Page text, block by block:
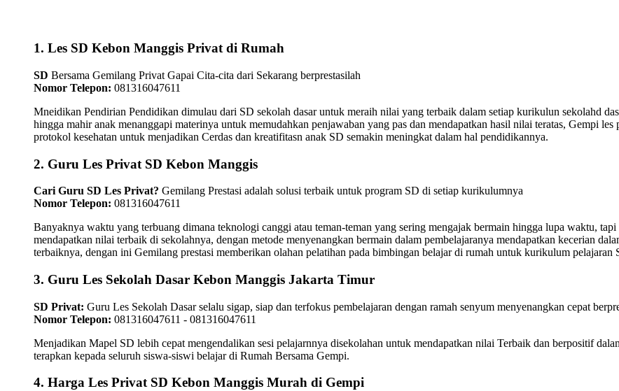
1. Les SD Kebon Manggis Privat di Rumah
SD Bersama Gemilang Privat Gapai Cita-cita dari Sekarang berprestasilah
Nomor Telepon: 081316047611
Mneidikan Pendirian Pendidikan dimulau dari SD sekolah dasar untuk meraih nilai yang terbaik dalam setiap kurikulun sekolahd
hingga mahir anak menanggapi materinya untuk memudahkan penjawaban yang pas dan mendapatkan hasil nilai teratas, Gempi
protokol kesehatan untuk menjadikan Cerdas dan kreatifitasn anak SD semakin meningkat dalam hal pendidikannya.
2. Guru Les Privat SD Kebon Manggis
Cari Guru SD Les Privat? Gemilang Prestasi adalah solusi terbaik untuk program SD di setiap kurikulumnya
Nomor Telepon: 081316047611
Banyaknya waktu yang terbuang dimana teknologi canggi atau teman-teman yang sering mengajak bermain hingga lupa waktu,
mendapatkan nilai terbaik di sekolahnya, dengan metode menyenangkan bermain dalam pembelajaranya mendapatkan kecerian
terbaiknya, dengan ini Gemilang prestasi memberikan olahan pelatihan pada bimbingan belajar di rumah untuk kurikulum
3. Guru Les Sekolah Dasar Kebon Manggis Jakarta Timur
SD Privat: Guru Les Sekolah Dasar selalu sigap, siap dan terfokus pembelajaran dengan ramah senyum menyenangkan cepat
Nomor Telepon: 081316047611 - 081316047611
Menjadikan Mapel SD lebih cepat mengendalikan sesi pelajarnnya disekolahan untuk mendapatkan nilai Terbaik dan berpositif
terapkan kepada seluruh siswa-siswi belajar di Rumah Bersama Gempi.
4. Harga Les Privat SD Kebon Manggis Murah di Gempi